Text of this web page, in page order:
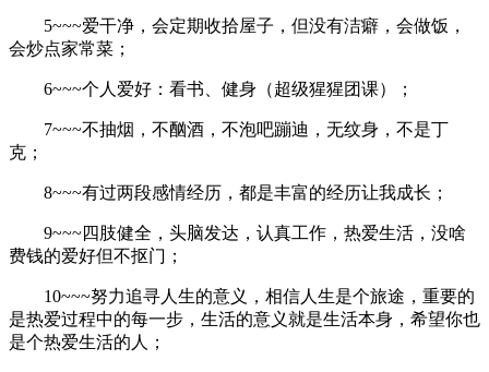
5~~~爱干净，会定期收拾屋子，但没有洁癖，会做饭，
会炒点家常菜；
6~~~个人爱好：看书、健身（超级猩猩团课）；
7~~~不抽烟，不酗酒，不泡吧蹦迪，无纹身，不是丁
克；
8~~~有过两段感情经历，都是丰富的经历让我成长；
9~~~四肢健全，头脑发达，认真工作，热爱生活，没啥
费钱的爱好但不抠门；
10~~~努力追寻人生的意义，相信人生是个旅途，重要的
是热爱过程中的每一步，生活的意义就是生活本身，希望你也
是个热爱生活的人；